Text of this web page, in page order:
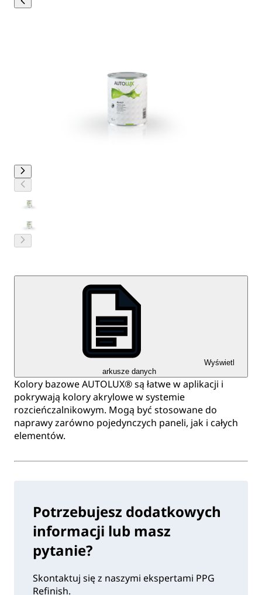
Wyświetl
arkusze danych
Kolory bazowe AUTOLUX® są łatwe w aplikacji i
pokrywają kolory akrylowe w systemie
rozcieńczalnikowym. Mogą być stosowane do
naprawy zarówno pojedynczych paneli, jak i całych
elementów.
Potrzebujesz dodatkowych
informacji lub masz
pytanie?
Skontaktuj się z naszymi ekspertami PPG
Refinish.